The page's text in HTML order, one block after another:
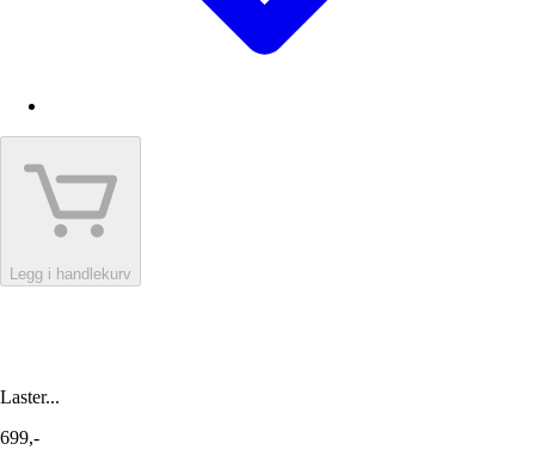
Legg i handlekurv
Laster...
699,-